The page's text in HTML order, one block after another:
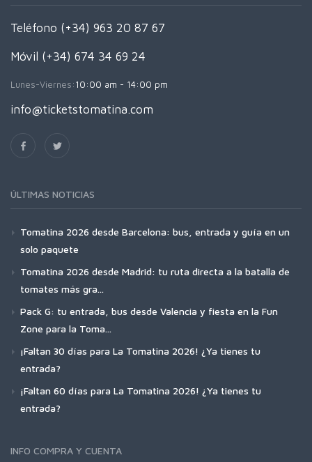
Teléfono (+34) 963 20 87 67
Móvil (+34) 674 34 69 24
Lunes-Viernes:10:00 am - 14:00 pm
info@ticketstomatina.com
ÚLTIMAS NOTICIAS
Tomatina 2026 desde Barcelona: bus, entrada y guía en un
solo paquete
Tomatina 2026 desde Madrid: tu ruta directa a la batalla de
tomates más gra...
Pack G: tu entrada, bus desde Valencia y fiesta en la Fun
Zone para la Toma...
¡Faltan 30 días para La Tomatina 2026! ¿Ya tienes tu
entrada?
¡Faltan 60 días para La Tomatina 2026! ¿Ya tienes tu
entrada?
INFO COMPRA Y CUENTA